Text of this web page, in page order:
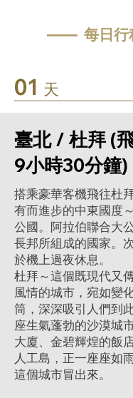
—— 每日
01 天
臺北 / 杜拜 (
9小時30分鐘)
搭乘豪華客機飛往杜
有而進步的中東國度
公國。阿拉伯聯合大
長邦所組成的國家。
於機上過夜休息。
杜拜～這個既現代又
風情的城市，宛如變
筒，深深吸引人們到
座生氣蓬勃的沙漠城
大廈、金碧輝煌的飯
人工島，正一座座如
這個城市冒出來。